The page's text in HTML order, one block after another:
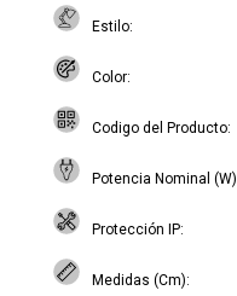
Estilo
Color
Codigo del Producto
Potencia Nominal (W)
Protección IP
Medidas (Cm)